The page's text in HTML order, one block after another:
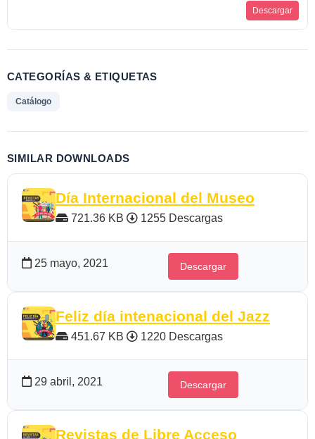
Descargar
CATEGORÍAS & ETIQUETAS
Catálogo
SIMILAR DOWNLOADS
Día Internacional del Museo
721.36 KB 1255 Descargas
25 mayo, 2021 Descargar
Feliz día intenacional del Jazz
451.67 KB 1220 Descargas
29 abril, 2021 Descargar
Revistas de Libre Acceso